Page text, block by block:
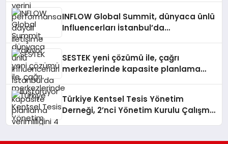
INFLOW Global Summit, dünyaca ünlü
Influencerları İstanbul’da
SESTEK yeni çözümü ile, çağrı
merkezlerinde kapasite planlama
Türkiye Kentsel Tesis Yönetim
Derneği, 2’nci Yönetim Kurulu Çalışma